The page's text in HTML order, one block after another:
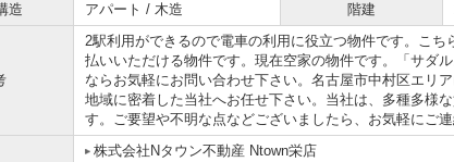
造
アパート / 木造 階建
2駅利用ができるので電車の利用に役立つ物件です。こち
払いいただける物件です。現在空家の物件です。「サダ
ならお気軽にお問い合わせ下さい。名古屋市中村区エリ
地域に密着した当社へお任せ下さい。当社は、多種多様
す。ご要望や不明な点などございましたら、お気軽にご連
株式会社Nタウン不動産 Ntown栄店